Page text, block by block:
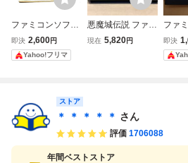
ファミコンソフト
トップガン 箱説付
き KDS-TG コナミ
即決 2,600円
Yahoo!フリマ
悪魔城伝説 ファミ
コン KONAMI 198
現在 5,820円
ファ
トッ
MI
即決
ストア
＊ ＊ ＊ ＊ ＊ さん
評価 1706088
年間ベストストア